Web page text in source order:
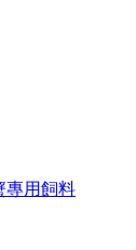
專用飼料